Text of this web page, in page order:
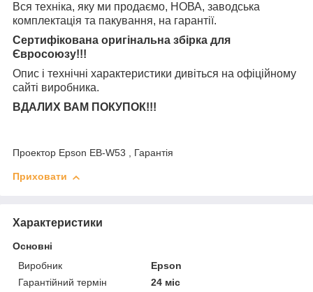
Вся техніка, яку ми продаємо, НОВА, заводська
комплектація та пакування, на гарантії.
Сертифікована оригінальна збірка для
Євросоюзу!!!
Опис і технічні характеристики дивіться на офіційному
сайті виробника.
ВДАЛИХ ВАМ ПОКУПОК!!!
Проектор Epson EB-W53 , Гарантія
Приховати
Характеристики
Основні
Виробник
Epson
Гарантійний термін
24 міс